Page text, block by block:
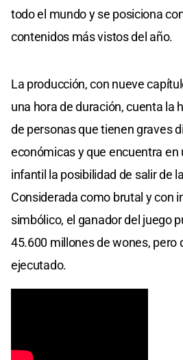
todo el mundo y se posiciona
contenidos más vistos del año.
La producción, con nueve
una hora de duración, cuenta la
de personas que tienen graves
económicas y que encuentra
infantil la posibilidad de salir de
Considerada como brutal y con
simbólico, el ganador del juego
45.600 millones de wones, pero
ejecutado.